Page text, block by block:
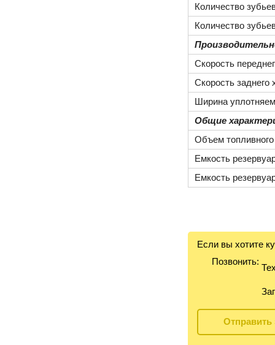
Количество
Количество
Скорость
Скорость заднего
Ширина
Общие
Объем
Емкость
Емкость
Если вы хотите
Позвонить:
Отправить